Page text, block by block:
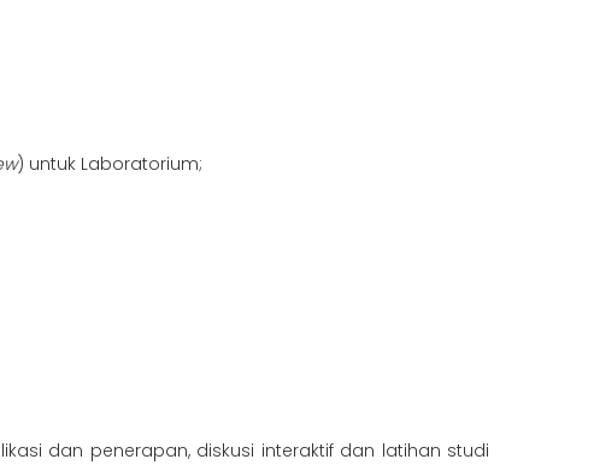
) untuk Laboratorium;
dan penerapan, diskusi interaktif dan latihan studi